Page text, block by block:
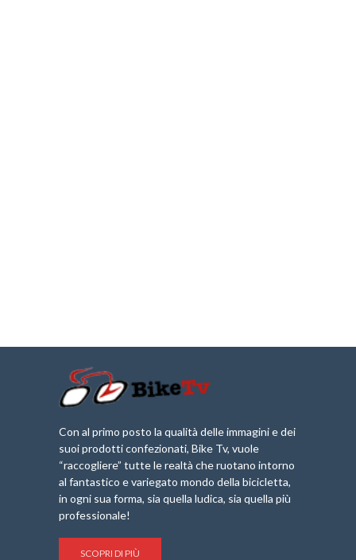
Con al primo posto la qualità delle immagini e dei
suoi prodotti confezionati, Bike Tv, vuole
“raccogliere” tutte le realtà che ruotano intorno
al fantastico e variegato mondo della bicicletta,
in ogni sua forma, sia quella ludica, sia quella più
professionale!
SCOPRI DI PIÙ